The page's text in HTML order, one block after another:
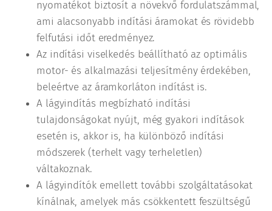
nyomatékot biztosít a növekvő fordulatszámmal,
ami alacsonyabb indítási áramokat és rövidebb
felfutási időt eredményez.
Az indítási viselkedés beállítható az optimális
motor- és alkalmazási teljesítmény érdekében,
beleértve az áramkorláton indítást is.
A lágyindítás megbízható indítási
tulajdonságokat nyújt, még gyakori indítások
esetén is, akkor is, ha különböző indítási
módszerek (terhelt vagy terheletlen)
váltakoznak.
A lágyindítók emellett további szolgáltatásokat
kínálnak, amelyek más csökkentett feszültségű